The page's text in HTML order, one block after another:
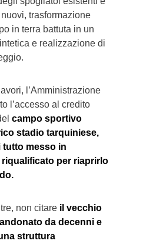
trasformazione
in terra battuta in un
e realizzazione di
l’Amministrazione
l’accesso al credito
campo sportivo
stadio tarquiniese,
tutto messo in
riqualificato per riaprirlo
non citare il vecchio
da decenni e
struttura